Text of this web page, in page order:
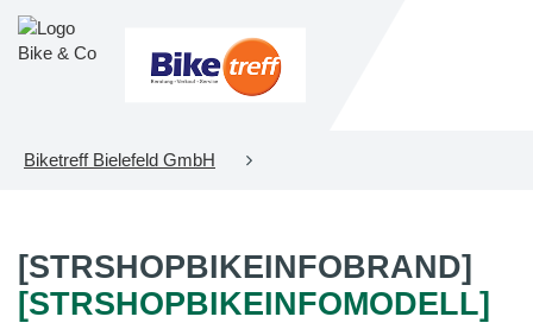
Biketreff Bielefeld GmbH
[STRSHOPBIKEINFOBRAND]
[STRSHOPBIKEINFOMODELL]